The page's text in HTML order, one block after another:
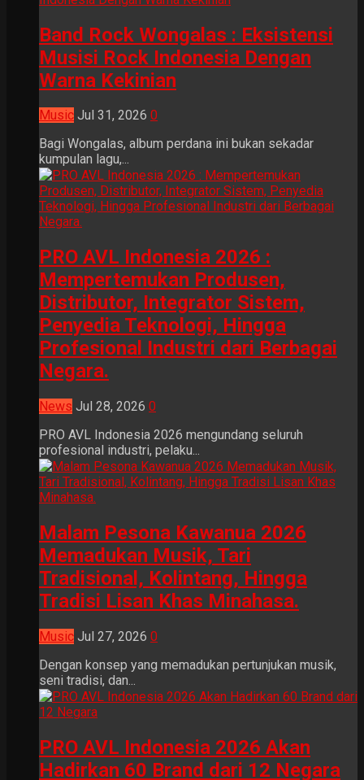
Band Rock Wongalas : Eksistensi
Musisi Rock Indonesia Dengan
Warna Kekinian
Music Jul 31, 2026 0
Bagi Wongalas, album perdana ini bukan sekadar
kumpulan lagu,...
PRO AVL Indonesia 2026 :
Mempertemukan Produsen,
Distributor, Integrator Sistem,
Penyedia Teknologi, Hingga
Profesional Industri dari Berbagai
Negara.
News Jul 28, 2026 0
PRO AVL Indonesia 2026 mengundang seluruh
profesional industri, pelaku...
Malam Pesona Kawanua 2026
Memadukan Musik, Tari
Tradisional, Kolintang, Hingga
Tradisi Lisan Khas Minahasa.
Music Jul 27, 2026 0
Dengan konsep yang memadukan pertunjukan musik,
seni tradisi, dan...
PRO AVL Indonesia 2026 Akan
Hadirkan 60 Brand dari 12 Negara